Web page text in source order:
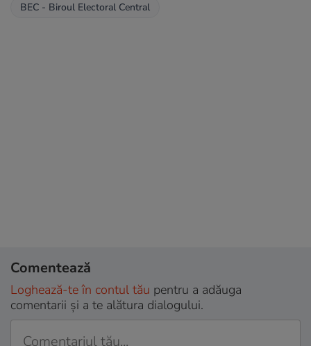
BEC - Biroul Electoral Central
Comentează
Loghează-te în contul tău pentru a adăuga
comentarii și a te alătura dialogului.